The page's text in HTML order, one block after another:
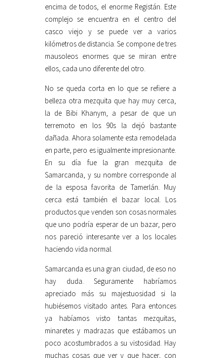
encima de todos, el enorme Registán. Este
complejo se encuentra en el centro del
casco viejo y se puede ver a varios
kilómetros de distancia. Se compone de tres
mausoleos enormes que se miran entre
ellos, cada uno diferente del otro.
No se queda corta en lo que se refiere a
belleza otra mezquita que hay muy cerca,
la de Bibi Khanym, a pesar de que un
terremoto en los 90s la dejó bastante
dañada. Ahora solamente esta remodelada
en parte, pero es igualmente impresionante.
En su día fue la gran mezquita de
Samarcanda, y su nombre corresponde al
de la esposa favorita de Tamerlán. Muy
cerca está también el bazar local. Los
productos que venden son cosas normales
que uno podría esperar de un bazar, pero
nos pareció interesante ver a los locales
haciendo vida normal.
Samarcanda es una gran ciudad, de eso no
hay duda. Seguramente habríamos
apreciado más su majestuosidad si la
hubiésemos visitado antes. Para entonces
ya habíamos visto tantas mezquitas,
minaretes y madrazas que estábamos un
poco acostumbrados a su vistosidad. Hay
muchas cosas que ver y que hacer, con